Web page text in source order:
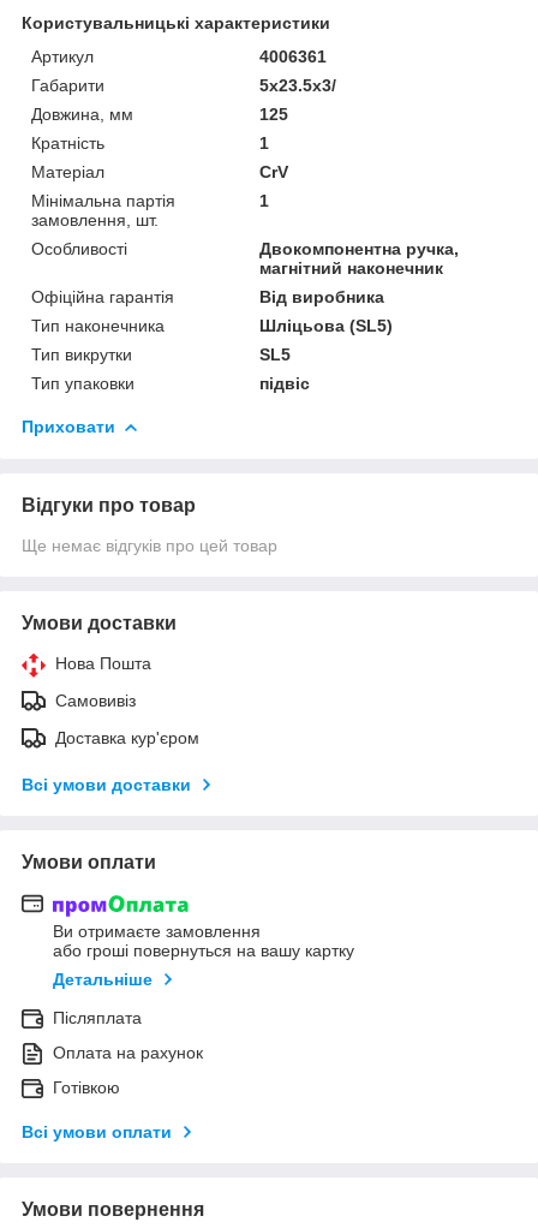
Користувальницькі характеристики
Артикул
4006361
Габарити
5x23.5x3/
Довжина, мм
125
Кратність
1
Матеріал
CrV
Мінімальна партія
замовлення, шт.
1
Особливості
Двокомпонентна ручка,
магнітний наконечник
Офіційна гарантія
Від виробника
Тип наконечника
Шліцьова (SL5)
Тип викрутки
SL5
Тип упаковки
підвіс
Приховати
Відгуки про товар
Ще немає відгуків про цей товар
Умови доставки
Нова Пошта
Самовивіз
Доставка кур'єром
Всі умови доставки
Умови оплати
Ви отримаєте замовлення
або гроші повернуться на вашу картку
Детальніше
Післяплата
Оплата на рахунок
Готівкою
Всі умови оплати
Умови повернення